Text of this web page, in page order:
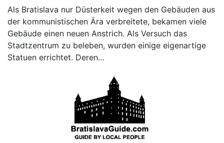
Als Bratislava nur Düsterkeit wegen den Gebäuden aus
der kommunistischen Ära verbreitete, bekamen viele
Gebäude einen neuen Anstrich. Als Versuch das
Stadtzentrum zu beleben, wurden einige eigenartige
Statuen errichtet. Deren…